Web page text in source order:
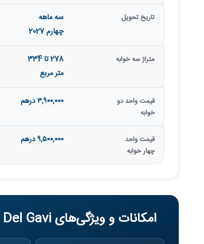
تاریخ تحویل
سه ماهه
چهارم 2027
متراژ سه خوابه
278 تا 334
متر مربع
قیمت واحد دو
خوابه
۳,۹۰۰,۰۰۰ درهم
قیمت واحد
چهار خوابه
۹,۵۰۰,۰۰۰ درهم
امکانات و ویژگی‌های Villa Del Gavi